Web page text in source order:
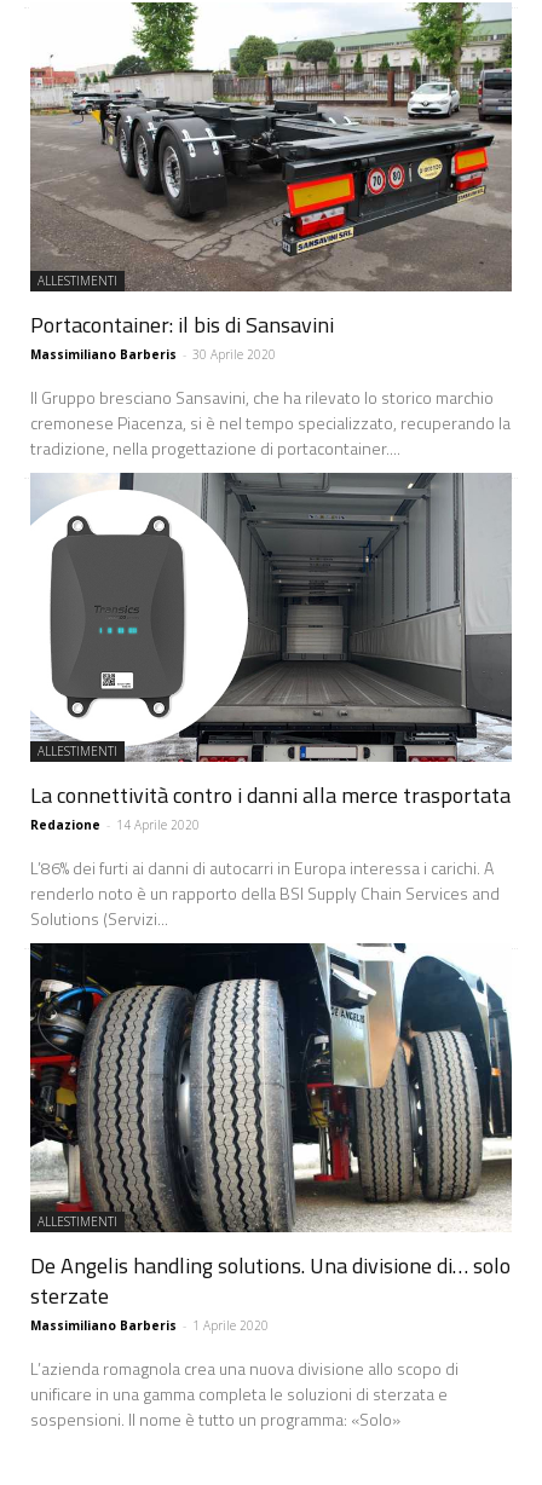
ALLESTIMENTI
Portacontainer: il bis di Sansavini
Massimiliano Barberis - 30 Aprile 2020
Il Gruppo bresciano Sansavini, che ha rilevato lo storico marchio
cremonese Piacenza, si è nel tempo specializzato, recuperando la
tradizione, nella progettazione di portacontainer....
ALLESTIMENTI
La connettività contro i danni alla merce trasportata
Redazione - 14 Aprile 2020
L’86% dei furti ai danni di autocarri in Europa interessa i carichi. A
renderlo noto è un rapporto della BSI Supply Chain Services and
Solutions (Servizi...
ALLESTIMENTI
De Angelis handling solutions. Una divisione di… solo
sterzate
Massimiliano Barberis - 1 Aprile 2020
L’azienda romagnola crea una nuova divisione allo scopo di
unificare in una gamma completa le soluzioni di sterzata e
sospensioni. Il nome è tutto un programma: «Solo»